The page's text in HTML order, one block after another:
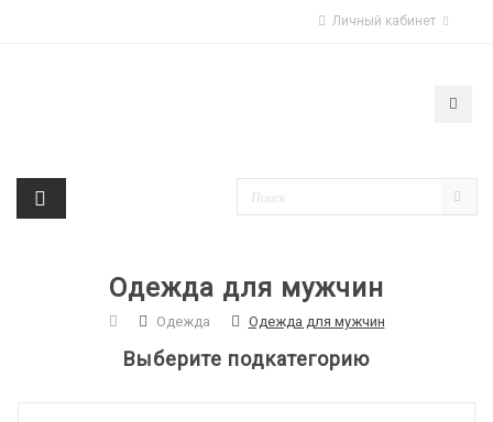
Личный кабинет
Одежда для мужчин
Одежда Одежда для мужчин
Выберите подкатегорию